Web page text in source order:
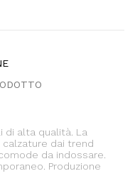
di alta qualità. La
dai trend
da indossare.
Produzione